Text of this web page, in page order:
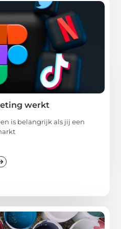
werkt
is belangrijk als jij een